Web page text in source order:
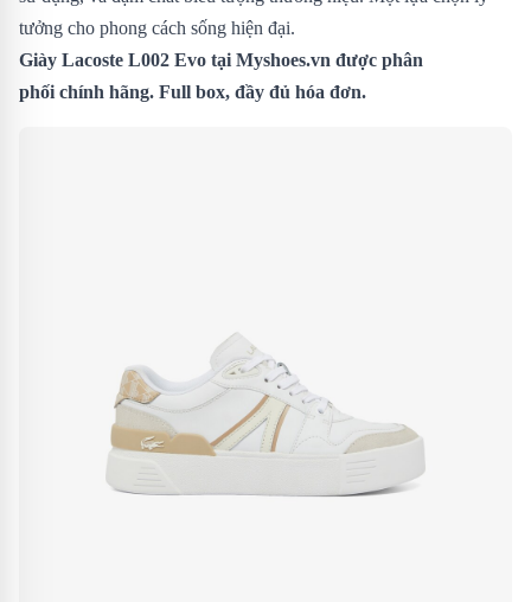
tưởng cho phong cách sống hiện đại.
Giày Lacoste L002 Evo tại Myshoes.vn được phân
phối chính hãng. Full box, đầy đủ hóa đơn.